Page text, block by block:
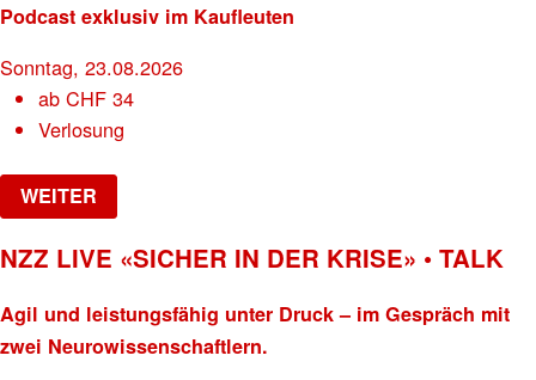
Podcast exklusiv im Kaufleuten
Sonntag, 23.08.2026
abCHF 34
Verlosung
WEITER
NZZ LIVE «SICHER IN DER KRISE» • TALK
Agil und leistungsfähig unter Druck – im Gespräch mit
zwei Neurowissenschaftlern.